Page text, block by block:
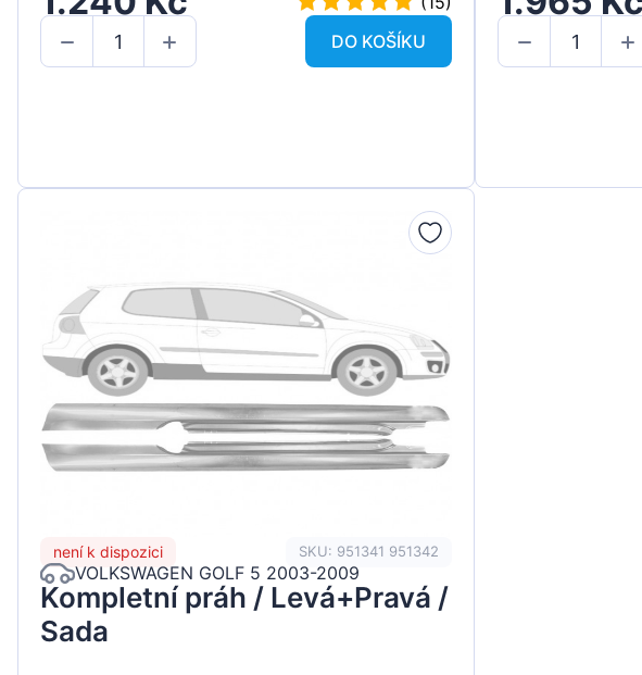
DO KOŠÍKU
není k dispozici SKU: 951341 951342
VOLKSWAGEN GOLF 5 2003-2009
Kompletní práh / Levá+Pravá /
Sada